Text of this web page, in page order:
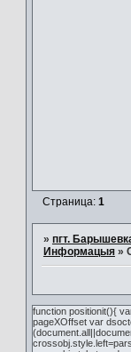
Страница: 1
» пгт.
Информацыя »
function positionit(){
pageXOffset var